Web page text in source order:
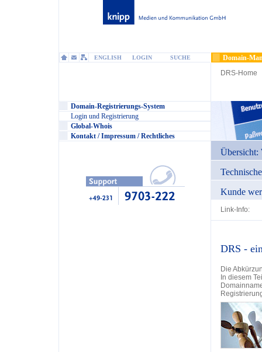
ENGLISH LOGIN SUCHE
Domain-
DRS-Home
Domain-Registrierungs-System
Login und Registrierung
Global-Whois
Kontakt / Impressum / Rechtliches
Übersicht:
Kunde
Link-Info:
DRS -
Die
In diesem